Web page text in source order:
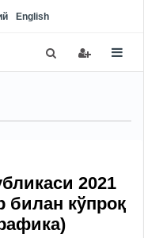
English
2021
билан кўпроқ